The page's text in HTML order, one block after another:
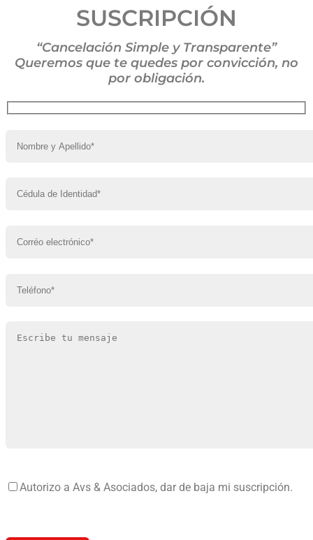
SUSCRIPCIÓN
“Cancelación Simple y Transparente”
Queremos que te quedes por convicción, no
por obligación.
favor,Autorizo a Avs & Asociados, dar de baja mi suscripción.